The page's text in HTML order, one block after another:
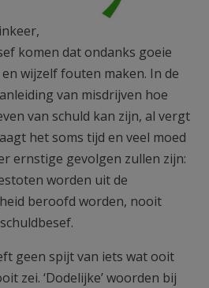
komen dat ondanks goeie
wijzelf fouten maken. In de
van misdrijven hoe
van schuld kan zijn, al vergt
het soms tijd en veel moed
ernstige gevolgen zullen zijn:
worden uit de
beroofd worden, nooit
geen spijt van iets wat ooit
zei. ‘Dodelijke’ woorden bij